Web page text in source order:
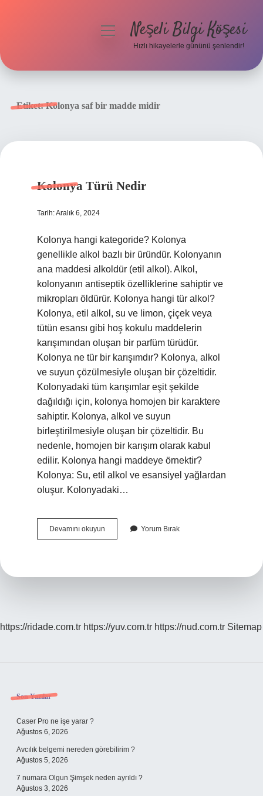
menüyüNeşeli Bilgi Köşesi
Hızlı hikayelerle gününü şenlendir!
Etiket:Kolonya saf bir madde midir
Kolonya Türü Nedir
Tarih: Aralık 6, 2024
Kolonya hangi kategoride? Kolonya
genellikle alkol bazlı bir üründür. Kolonyanın
ana maddesi alkoldür (etil alkol). Alkol,
kolonyanın antiseptik özelliklerine sahiptir ve
mikropları öldürür. Kolonya hangi tür alkol?
Kolonya, etil alkol, su ve limon, çiçek veya
tütün esansı gibi hoş kokulu maddelerin
karışımından oluşan bir parfüm türüdür.
Kolonya ne tür bir karışımdır? Kolonya, alkol
ve suyun çözülmesiyle oluşan bir çözeltidir.
Kolonyadaki tüm karışımlar eşit şekilde
dağıldığı için, kolonya homojen bir karaktere
sahiptir. Kolonya, alkol ve suyun
birleştirilmesiyle oluşan bir çözeltidir. Bu
nedenle, homojen bir karışım olarak kabul
edilir. Kolonya hangi maddeye örnektir?
Kolonya: Su, etil alkol ve esansiyel yağlardan
oluşur. Kolonyadaki…
Devamını okuyun Kolonya
Türü
Yorum Bırak
https://ridade.com.tr https://yuv.com.tr https://nud.com.tr Sitemap
Sidebar
Son Yazılar
Caser Pro ne işe yarar ?
Ağustos 6, 2026
Avcılık belgemi nereden görebilirim ?
Ağustos 5, 2026
7 numara Olgun Şimşek neden ayrıldı ?
Ağustos 3, 2026